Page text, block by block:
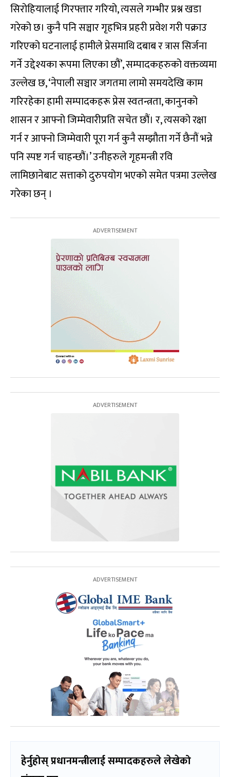
सिरोहियालाई गिरफ्तार गरियो, त्यसले गम्भीर प्रश्न खडा
गरेको छ। कुनै पनि सञ्चार गृहभित्र प्रहरी प्रवेश गरी पक्राउ
गरिएको घटनालाई हामीले प्रेसमाथि दबाब र त्रास सिर्जना
गर्ने उद्देश्यका रूपमा लिएका छौं’, सम्पादकहरुको वक्तव्यमा
उल्लेख छ, ‘नेपाली सञ्चार जगतमा लामो समयदेखि काम
गरिरहेका हामी सम्पादकहरू प्रेस स्वतन्त्रता, कानुनको
शासन र आफ्नो जिम्मेवारीप्रति सचेत छौं। र, त्यसको रक्षा
गर्न र आफ्नो जिम्मेवारी पूरा गर्न कुनै सम्झौता गर्ने छैनौं भन्ने
पनि स्पष्ट गर्न चाहन्छौं।’ उनीहरुले गृहमन्त्री रवि
लामिछानेबाट सत्ताको दुरुपयोग भएको समेत पत्रमा उल्लेख
गरेका छन् ।
हेर्नुहोस् प्रधानमन्त्रीलाई सम्पादकहरुले लेखेको